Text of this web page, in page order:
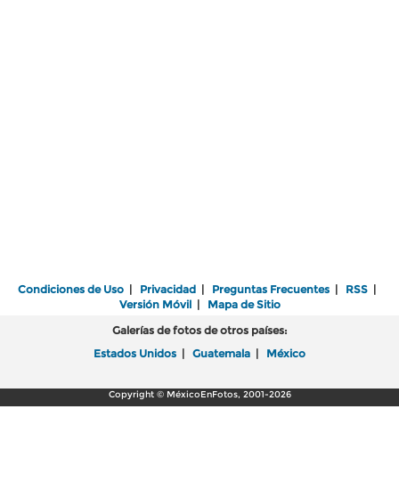
Condiciones de Uso | Privacidad | Preguntas Frecuentes | RSS |
Versión Móvil| Mapa de Sitio
Galerías de fotos de otros países:
Estados Unidos | Guatemala | México
Copyright © MéxicoEnFotos, 2001-2026